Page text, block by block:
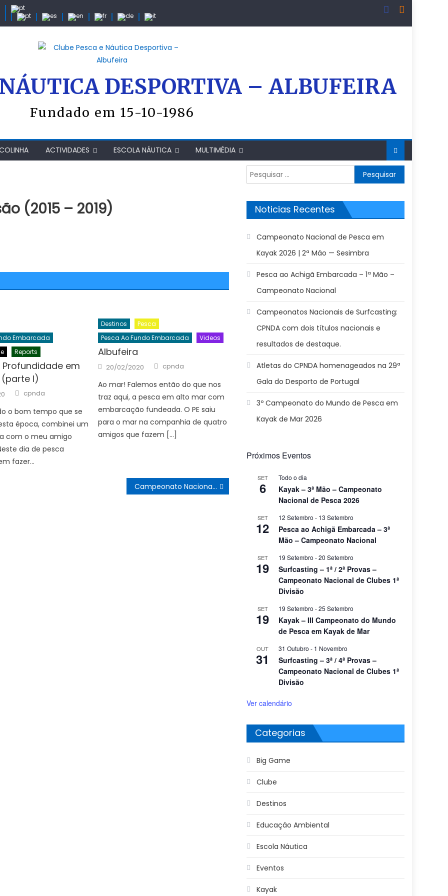
DESPORTIVA – ALBUFEIRA
Fundado em 15-10-1986
ACTIVIDADES ESCOLA NÁUTICA MULTIMÉDIA
(2015 – 2019)
Embarcada
Reports
Profundidade em
I)
Author
cpnda
o bom tempo que se
época, combinei um
com o meu amigo
dia de pesca
fazer…
Destinos
Pesca
Pesca Ao Fundo Embarcada
Videos
Albufeira
Posted
on
20/02/2020 Author
cpnda
Ao mar! Falemos então do que nos
traz aqui, a pesca em alto mar com
embarcação fundeada. O PE saiu
para o mar na companhia de quatro
amigos que fazem […]
Campeonato Nacional da 2ª Divisão – 1ª mão Época de 2020
Pesquisar
por:
Noticias Recentes
Campeonato Nacional de Pesca em
Kayak 2026 | 2ª Mão — Sesimbra
Pesca ao Achigã Embarcada – 1ª Mão –
Campeonato Nacional
Campeonatos Nacionais de Surfcasting:
CPNDA com dois títulos nacionais e
resultados de destaque.
Atletas do CPNDA homenageados na 29ª
Gala do Desporto de Portugal
3º Campeonato do Mundo de Pesca em
Kayak de Mar 2026
Próximos Eventos
SET
6
Todo o dia
Kayak – 3ª Mão – Campeonato
Nacional de Pesca 2026
SET
12
12 Setembro - 13 Setembro
Pesca ao Achigã Embarcada – 3ª
Mão – Campeonato Nacional
SET
19
19 Setembro -20 Setembro
Surfcasting – 1ª / 2ª Provas –
Campeonato Nacional de Clubes 1ª
Divisão
SET
19
19 Setembro -25 Setembro
Kayak – III Campeonato do Mundo
de Pesca em Kayak de Mar
OUT
31
31 Outubro - 1 Novembro
Surfcasting – 3ª / 4ª Provas –
Campeonato Nacional de Clubes 1ª
Divisão
Ver calendário
Categorias
Big Game
Clube
Destinos
Educação Ambiental
Escola Náutica
Eventos
Kayak